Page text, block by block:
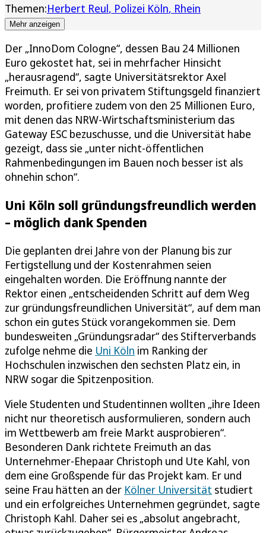
Themen:Herbert Reul Polizei Köln Rhein
Mehr anzeigen
Der „InnoDom Cologne“, dessen Bau 24 Millionen
Euro gekostet hat, sei in mehrfacher Hinsicht
„herausragend“, sagte Universitätsrektor Axel
Freimuth. Er sei von privatem Stiftungsgeld finanziert
worden, profitiere zudem von den 25 Millionen Euro,
mit denen das NRW-Wirtschaftsministerium das
Gateway ESC bezuschusse, und die Universität habe
gezeigt, dass sie „unter nicht-öffentlichen
Rahmenbedingungen im Bauen noch besser ist als
ohnehin schon“.
Uni Köln soll gründungsfreundlich werden
– möglich dank Spenden
Die geplanten drei Jahre von der Planung bis zur
Fertigstellung und der Kostenrahmen seien
eingehalten worden. Die Eröffnung nannte der
Rektor einen „entscheidenden Schritt auf dem Weg
zur gründungsfreundlichen Universität“, auf dem man
schon ein gutes Stück vorangekommen sie. Dem
bundesweiten „Gründungsradar“ des Stifterverbands
zufolge nehme die Uni Köln im Ranking der
Hochschulen inzwischen den sechsten Platz ein, in
NRW sogar die Spitzenposition.
Viele Studenten und Studentinnen wollten „ihre Ideen
nicht nur theoretisch ausformulieren, sondern auch
im Wettbewerb am freie Markt ausprobieren“.
Besonderen Dank richtete Freimuth an das
Unternehmer-Ehepaar Christoph und Ute Kahl, von
dem eine Großspende für das Projekt kam. Er und
seine Frau hätten an der Kölner Universität studiert
und ein erfolgreiches Unternehmen gegründet, sagte
Christoph Kahl. Daher sei es „absolut angebracht,